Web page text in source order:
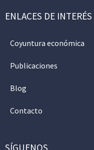
ENLACES DE INTERÉS
Coyuntura económica
Publicaciones
Blog
Contacto
SÍGUENOS